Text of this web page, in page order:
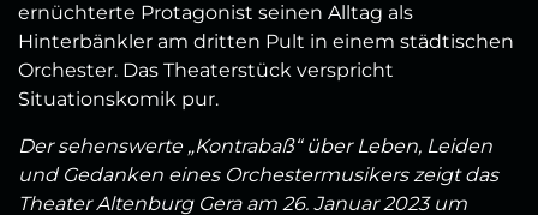
ernüchterte Protagonist seinen Alltag als
Hinterbänkler am dritten Pult in einem städtischen
Orchester. Das Theaterstück verspricht
Situationskomik pur.
Der sehenswerte „Kontrabaß“ über Leben, Leiden
und Gedanken eines Orchestermusikers zeigt das
Theater Altenburg Gera am 26. Januar 2023 um